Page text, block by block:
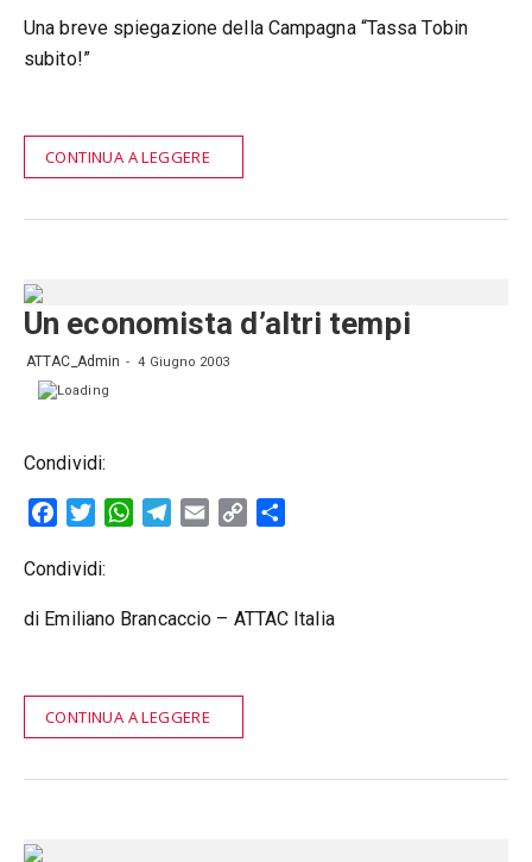
Una breve spiegazione della Campagna “Tassa Tobin
subito!”
CONTINUA A LEGGERE
Un economista d’altri tempi
ATTAC_Admin 4 Giugno 2003
Condividi:
FacebookTwitterWhatsAppTelegram
Email
Copy
Condividi:
di Emiliano Brancaccio – ATTAC Italia
CONTINUA A LEGGERE